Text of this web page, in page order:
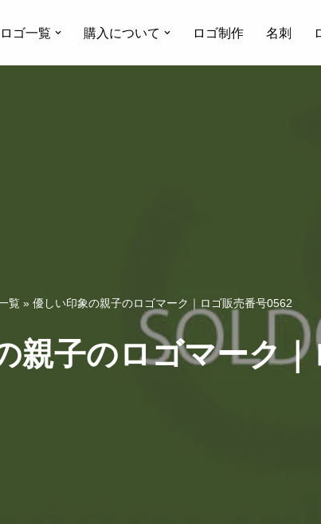
ロゴ一覧 購入について ロゴ制作 名刺
覧 » 優しい印象の親子のロゴマーク｜ロゴ販売番号0562
親子のロゴマーク